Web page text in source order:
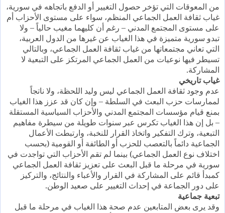
من المعوقات التي تؤخر حصول التغيير أو الدفع باتجاهه في سورية،
غياب ثقافة العمل الجماعي المنظم، سواء على مستوى الأحزاب أم
على مستوى المجتمع المدني – رغم أن كليهما مغيب حالياً – ولا
تبدو سورية متميزة في هذا الغياب عن غيرها من الدول العربية،
التي تعاني مجتمعاتها من غياب ثقافة العمل الجماعي، وبالتالي
تسيطر فيها نوعيات من العمل الجماعي المرتكز على التبعية لا
المشاركة.
غياب تاريخي
عدم وجود ثقافة العمل الجماعي ليس وليد اللحظة، ولا ناتجاً
لممارسات حزب البعث في السلطة – وإن كان قد عزز هذا الغياب
بمنع قيام مؤسسات المجتمع المدني والأحزاب السياسية المستقلة
– بل إن هذا الغياب تكرس عبر سنوات طويلة من سيطرة مفاهيم
التبعية، وترك التفكير واتخاذ القرار للنخبة، وارتبطت الأعمال
الجماعية دائماً بالتعصب للحزب أو الطائفة أو القومية (بحسب
اختلاف نوع العمل الجماعي) بينما لم تقم الأحزاب التي تواجدت في
سورية في مرحلة ما قبل البعث على تعزيز ثقافة العمل الجماعي
كمبدأ قائم على المشاركة في القرار والأعباء والنتائج، والتركيز
على دور الجماعة في إحداث التغيير على صعيد الوطن.
تبعية جماعية
وقد يرى بعض المتابعين عدم صحة هذا الغياب في مرحلة ما قبل